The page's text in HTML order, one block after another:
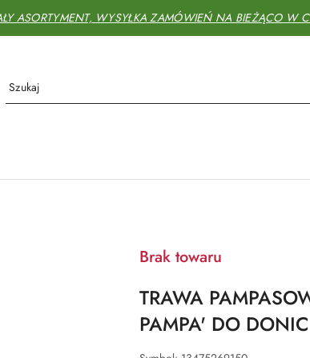
ASORTYMENT, WYSYŁKA ZAMÓWIEŃ NA BIEŻĄCO W
Brak towaru
TRAWA
PAMPA' DO DONIC